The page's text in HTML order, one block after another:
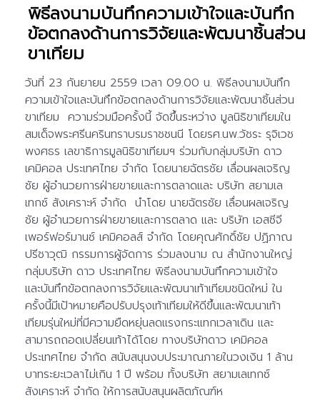
พิธีลงนามบันทึกความเข้าใจและบันทึก
ข้อตกลงด้านการวิจัยและพัฒนาชิ้นส่วน
ขาเทียม